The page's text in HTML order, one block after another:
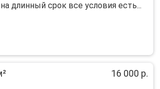
длинный срок все условия есть...
16 000 р.